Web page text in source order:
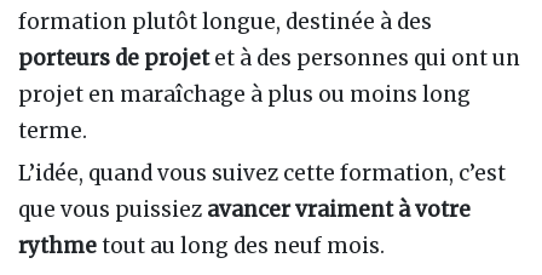
formation plutôt longue, destinée à des
porteurs de projetet à des personnes qui ont un
projet en maraîchage à plus ou moins long
terme.
L’idée, quand vous suivez cette formation, c’est
que vous puissiez avancer vraiment à votre
rythmetout au long des neuf mois.